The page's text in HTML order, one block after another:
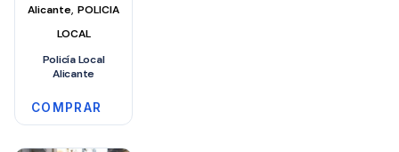
Alicante,POLICIA
LOCAL
Policía Local
Alicante
COMPRAR